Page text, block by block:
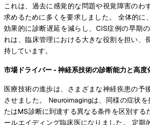
これは、過去に感覚的な問題や視覚障害のわ
求めるために多くを要求しました。 全体的に
効果的に診断遅延を減らし、CIS症例の早期
れは、臨床管理における大きな役割を担い、
持しています。
市場ドライバー - 神経系技術の診断能力と高度
医療技術の進歩は、さまざまな神経疾患の予
させました。 Neuroimagingは、同様の症状を
たはMS診断に到達する異なる条件を区別する
ールエイディング臨床医になりました。 定期